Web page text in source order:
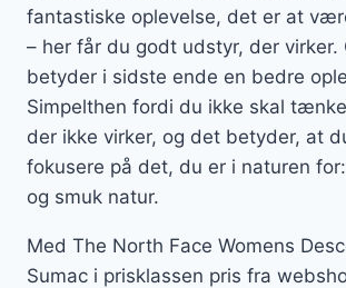
fantastiske oplevelse, det er at
– her får du godt udstyr, der virker.
betyder i sidste ende en bedre
Simpelthen fordi du ikke skal
der ikke virker, og det betyder, at
fokusere på det, du er i naturen
og smuk natur.
Med The North Face Womens
Sumac i prisklassen pris fra